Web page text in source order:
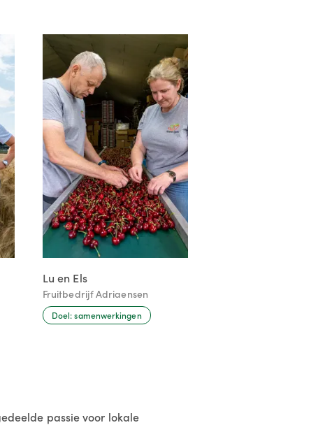
Lu en Els
Fruitbedrijf Adriaensen
Doel: samenwerkingen
passie voor lokale